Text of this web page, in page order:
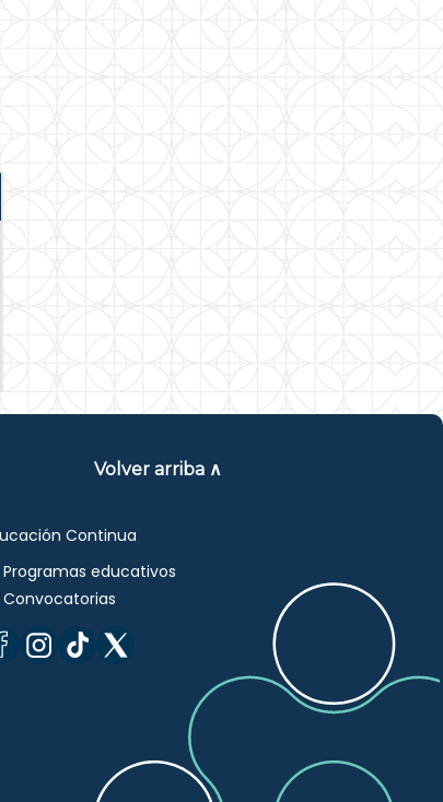
Volver arriba ∧
Continua
Programas educativos
Convocatorias